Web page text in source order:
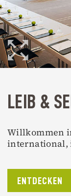
LEIB &
Willkommen
international,
ENTDECKEN